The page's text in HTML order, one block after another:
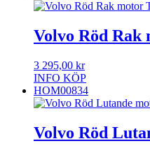
Volvo Röd
3 295,00 kr
INFO KÖP
HOM00834
Volvo Röd